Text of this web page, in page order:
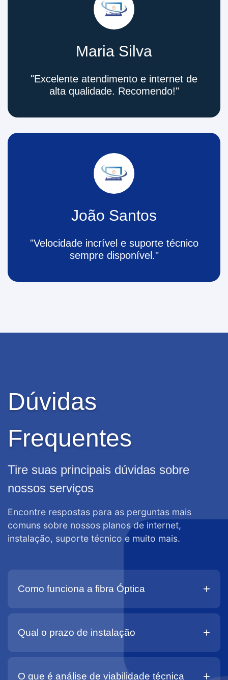
Maria Silva
"Excelente atendimento e internet de
alta qualidade. Recomendo!"
João Santos
"Velocidade incrível e suporte técnico
sempre disponível."
Dúvidas
Frequentes
Tire suas principais dúvidas sobre
nossos serviços
Encontre respostas para as perguntas mais
comuns sobre nossos planos de internet,
instalação, suporte técnico e muito mais.
Como funciona a fibra Óptica +
Qual o prazo de instalação +
O que é análise de viabilidade técnica +